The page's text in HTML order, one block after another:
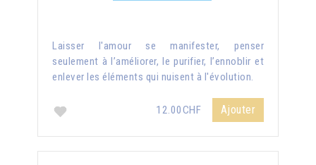
Laisser l'amour se manifester, penser
seulement à l’améliorer, le purifier, l’ennoblir et
enlever les éléments qui nuisent à l'évolution.
12.00CHF Ajouter